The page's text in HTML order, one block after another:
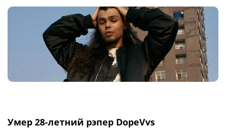
Умер 28-летний рэпер DopeVvs